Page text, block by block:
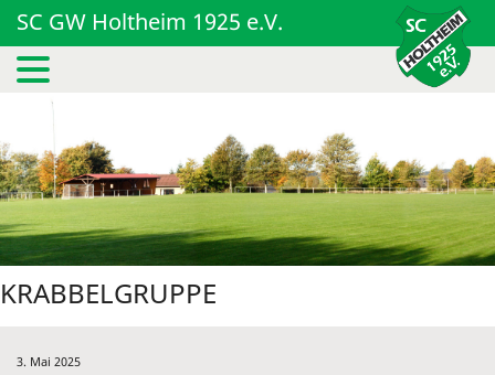
SC GW Holtheim 1925 e.V.
KRABBELGRUPPE
3. Mai 2025